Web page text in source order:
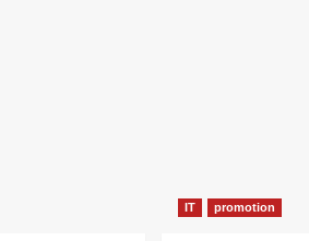
IT promotion